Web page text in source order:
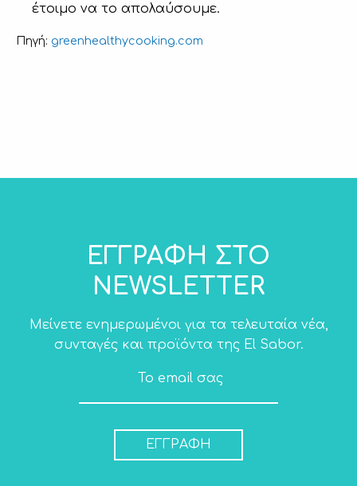
έτοιμο να το απολαύσουμε.
Πηγή: greenhealthycooking.com
ΕΓΓΡΑΦΗ ΣΤΟ
NEWSLETTER
Μείνετε ενημερωμένοι για τα τελευταία νέα,
συνταγές και προϊόντα της El Sabor.
ΕΓΓΡΑΦΗ